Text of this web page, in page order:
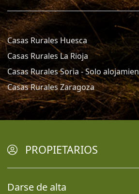
Casas Rurales Huesca
Casas Rurales La Rioja
Casas Rurales Soria - Solo
Casas Rurales Zaragoza
PROPIETARIOS
Darse de alta